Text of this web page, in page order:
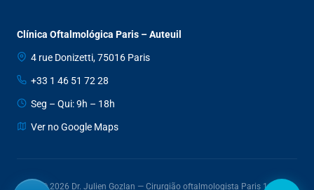
Clínica Oftalmológica Paris – Auteuil
4 rue Donizetti, 75016 Paris
+33 1 46 51 72 28
Seg – Qui: 9h – 18h
Ver no Google Maps
© 2026 Dr. Julien Gozlan — Cirurgião oftalmologista Paris 16